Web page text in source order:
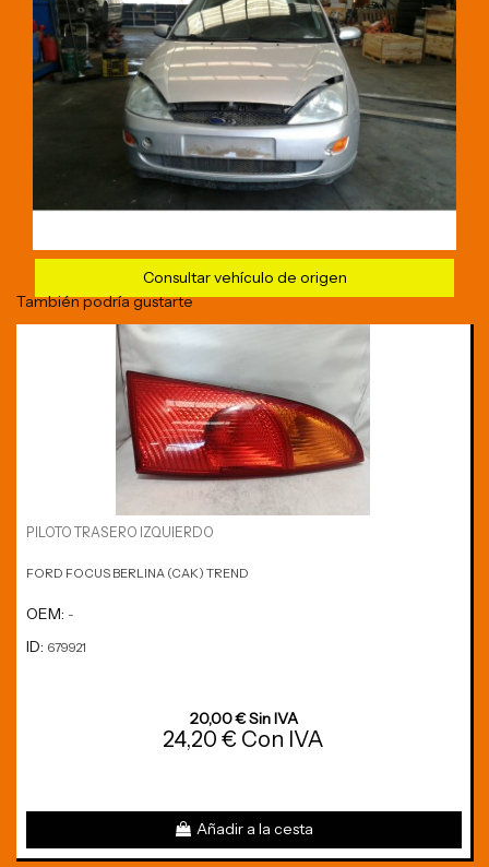
Consultar vehículo de origen
También podría gustarte
PILOTO TRASERO IZQUIERDO
FORD FOCUS BERLINA (CAK) TREND
OEM: -
ID: 679921
20,00 € Sin IVA
24,20 € Con IVA
Añadir a la cesta